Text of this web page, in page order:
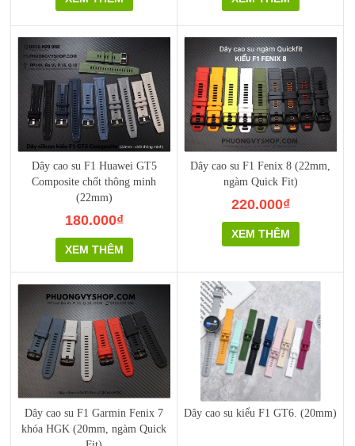
Dây cao su F1 Huawei GT5
Composite chốt thông minh
(22mm)
180.000₫
XEM THÊM
Dây cao su F1 Fenix 8 (22mm,
ngàm Quick Fit)
220.000₫
XEM THÊM
Dây cao su F1 Garmin Fenix 7
khóa HGK (20mm, ngàm Quick
Dây cao su kiểu F1 GT6. (20mm)